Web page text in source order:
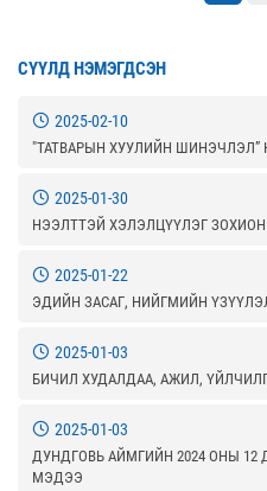
СҮҮЛД НЭМЭГДСЭН
2025-02-10
"ТАТВАРЫН ХУУЛИЙН
2025-01-30
НЭЭЛТТЭЙ ХЭЛЭЛЦҮҮЛЭГ ЗОХИОН
2025-01-22
ЭДИЙН ЗАСАГ, НИЙГМИЙН
2025-01-03
БИЧИЛ ХУДАЛДАА, АЖИЛ,
2025-01-03
ДУНДГОВЬ АЙМГИЙН 2024 ОНЫ
МЭДЭЭ